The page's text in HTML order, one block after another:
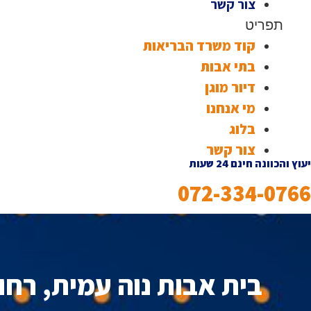
צור קשר
תפריט
קוד משרד הבריאות
בתי אבות
דיור מוגן
מי אנחנו
בלוג
צור קשר
יעוץ והכוונה חינם 24 שעות
072-334-0766
בית אבות נוה עמית,